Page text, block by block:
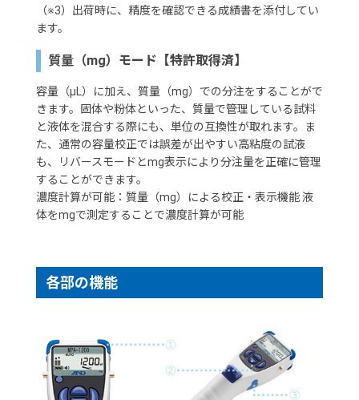
（※3）出荷時に、精度を確認できる成績書を添付してい
ます。
質量（mg）モード【特許取得済】
容量（μL）に加え、質量（mg）での分注をすることがで
きます。固体や粉体といった、質量で管理している試料
と液体を混合する際にも、単位の互換性が取れます。ま
た、通常の容量校正では誤差が出やすい高粘度の試液
も、リバースモードとmg表示により分注量を正確に管理
することができます。
濃度計算が可能：質量（mg）による校正・表示機能 液
体をmgで測定することで濃度計算が可能
各部の機能